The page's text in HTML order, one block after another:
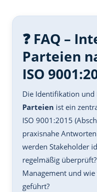
❓ FAQ –
Parteien
ISO
Die Identifikation und
Parteien ist ein
ISO 9001:2015
praxisnahe
werden Stakeholder
regelmäßig
Management und
geführt?